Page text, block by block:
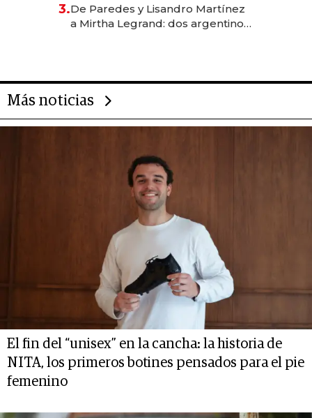
las marcas "fast premium"
3.De Paredes y Lisandro Martínez
a Mirtha Legrand: dos argentinos
Más noticias
El fin del “unisex” en la cancha: la historia de
NITA, los primeros botines pensados para el pie
femenino